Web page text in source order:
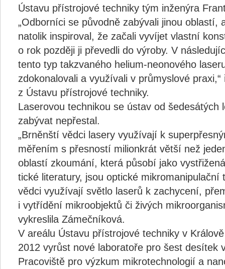
Ústavu přístrojové techniky tým inženýra
„Odborníci se původně zabývali jinou oblastí,
natolik inspiroval, že začali vyvíjet vlastní
o rok později ji převedli do výroby. V
tento typ takzvaného helium-neonového
zdokonalovali a využívali v průmyslové
z Ústavu přístrojové techniky.
Laserovou technikou se ústav od šedesátých
zabývat nepřestal.
„Brněnští vědci lasery využívají k
měřením s přesností milionkrát větší než
oblastí zkoumání, která působí jako
tické literatury, jsou optické mikromanipulační
vědci využívají světlo laserů k zachycení,
i vytřídění mikroobjektů či živých
vykreslila Zámečníková.
V areálu Ústavu přístrojové techniky v
2012 vyrůst nové laboratoře pro šest desítek
Pracoviště pro výzkum mikrotechnologií a